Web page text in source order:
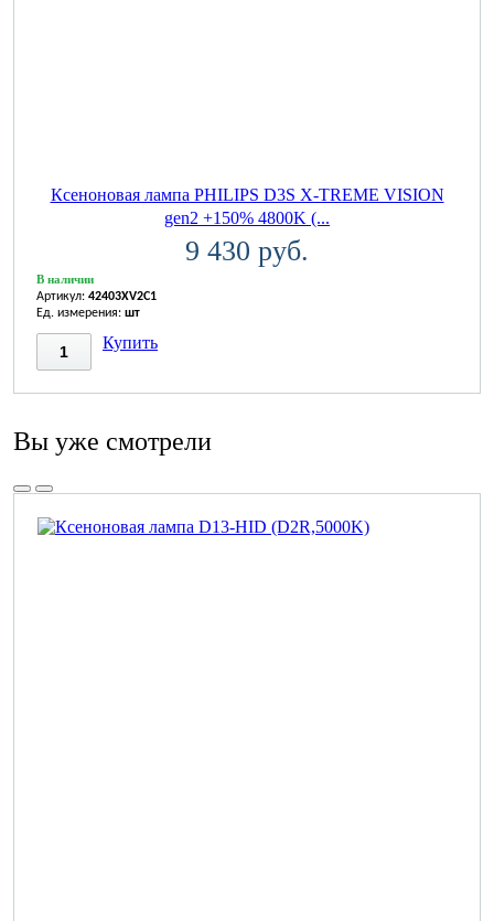
Ксеноновая лампа PHILIPS D3S X-TREME VISION
gen2 +150% 4800K (...
9 430 руб.
В наличии
Артикул: 42403XV2C1
Ед. измерения: шт
Купить
Вы уже смотрели